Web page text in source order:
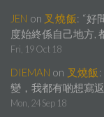
JEN on 叉燒飯: “好
度始終係自己地方,
Fri, 19 Oct 18
DIEMAN on 叉燒飯 :
變，我都有啲想寫
Mon, 24 Sep 18